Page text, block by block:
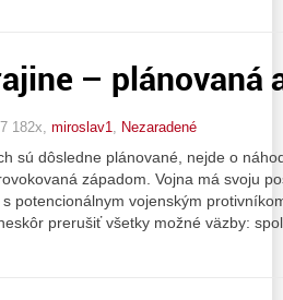
– plánovaná
182x, miroslav1, Nezaradené
sú dôsledne plánované, nejde o
západom. Vojna má svoju
potencionálnym vojenským
prerušiť všetky možné väzby: